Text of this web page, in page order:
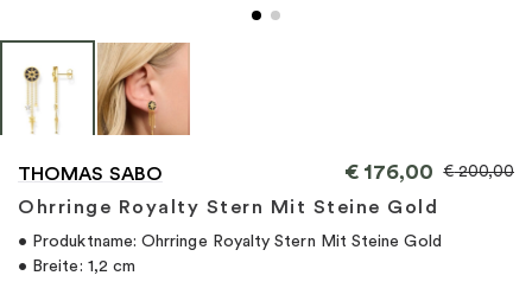
THOMAS SABO
Ohrringe Royalty Stern Mit Steine Gold
€176,00 €200,00
• Produktname: Ohrringe Royalty Stern Mit Steine Gold
• Breite: 1,2 cm